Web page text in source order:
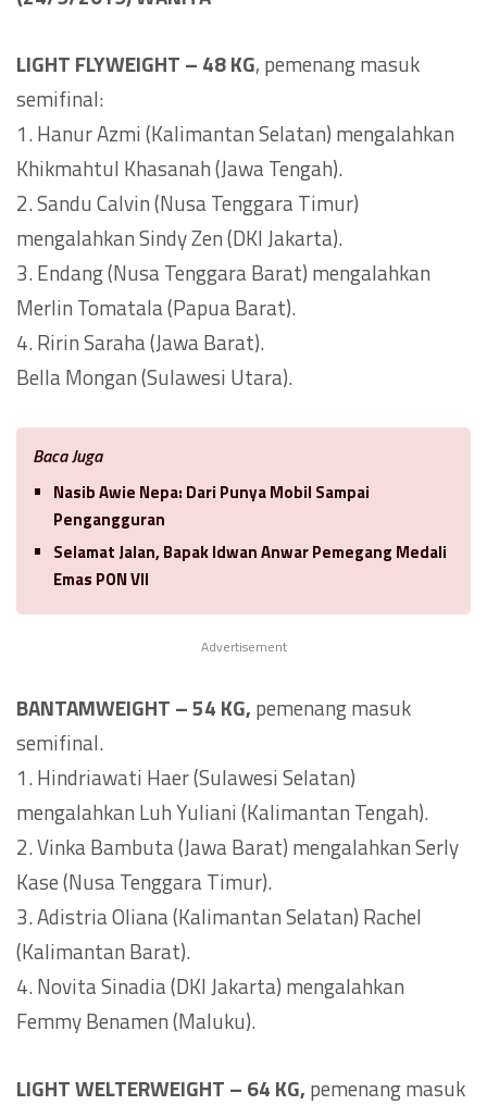
LIGHT FLYWEIGHT – 48 KG, pemenang masuk
semifinal:
1. Hanur Azmi (Kalimantan Selatan) mengalahkan
Khikmahtul Khasanah (Jawa Tengah).
2. Sandu Calvin (Nusa Tenggara Timur)
mengalahkan Sindy Zen (DKI Jakarta).
3. Endang (Nusa Tenggara Barat) mengalahkan
Merlin Tomatala (Papua Barat).
4. Ririn Saraha (Jawa Barat).
Bella Mongan (Sulawesi Utara).
Baca Juga
Nasib Awie Nepa: Dari Punya Mobil Sampai
Pengangguran
Selamat Jalan, Bapak Idwan Anwar Pemegang Medali
Emas PON VII
Advertisement
BANTAMWEIGHT – 54 KG, pemenang masuk
semifinal.
1. Hindriawati Haer (Sulawesi Selatan)
mengalahkan Luh Yuliani (Kalimantan Tengah).
2. Vinka Bambuta (Jawa Barat) mengalahkan Serly
Kase (Nusa Tenggara Timur).
3. Adistria Oliana (Kalimantan Selatan) Rachel
(Kalimantan Barat).
4. Novita Sinadia (DKI Jakarta) mengalahkan
Femmy Benamen (Maluku).
LIGHT WELTERWEIGHT – 64 KG, pemenang masuk